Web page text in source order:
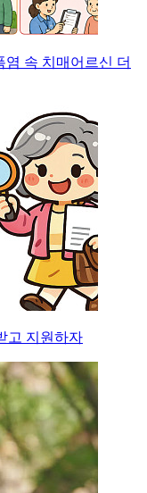
속 치매어르신 더
고 지원하자